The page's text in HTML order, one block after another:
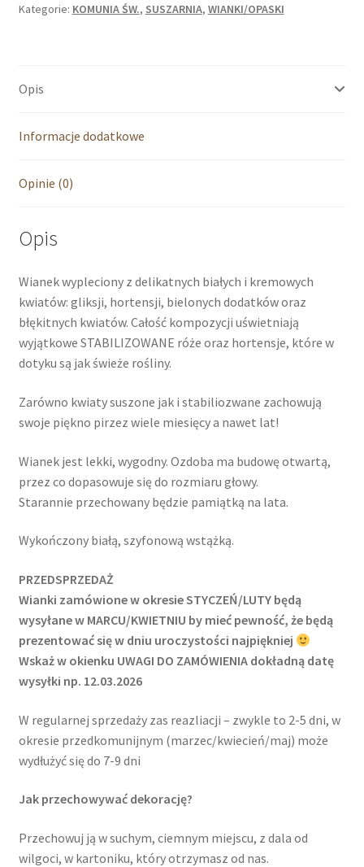
błękitami
Kategorie: KOMUNIA ŚW., SUSZARNIA, WIANKI/OPASKI
Opis
Informacje dodatkowe
Opinie (0)
Opis
Wianek wypleciony z delikatnych białych i kremowych
kwiatów: gliksji, hortensji, bielonych dodatków oraz
błękitnych kwiatów. Całość kompozycji uświetniają
wyjątkowe STABILIZOWANE róże oraz hortensje, które w
dotyku są jak świeże rośliny.
Zarówno kwiaty suszone jak i stabiliozwane zachowują
swoje piękno pirzez wiele miesięcy a nawet lat!
Wianek jest lekki, wygodny. Ozdoba ma budowę otwartą,
przez co dopasowuje się do rozmiaru głowy.
Starannie przechowany będzie pamiątką na lata.
Wykończony białą, szyfonową wstążką.
PRZEDSPRZEDAŻ
Wianki zamówione w okresie STYCZEŃ/LUTY będą
wysyłane w MARCU/KWIETNIU by mieć pewność, że będą
prezentować się w dniu uroczystości najpiękniej
Wskaż w okienku UWAGI DO ZAMÓWIENIA dokładną datę
wysyłki np. 12.03.2026
W regularnej sprzedaży zas reazliacji – zwykle to 2-5 dni, w
okresie przedkomunijnym (marzec/kwiecień/maj) może
wydłużyć się do 7-9 dni
Jak przechowywać dekorację?
Przechowuj ją w suchym, ciemnym miejscu, z dala od
wilgoci, w kartoniku, który otrzymasz od nas.